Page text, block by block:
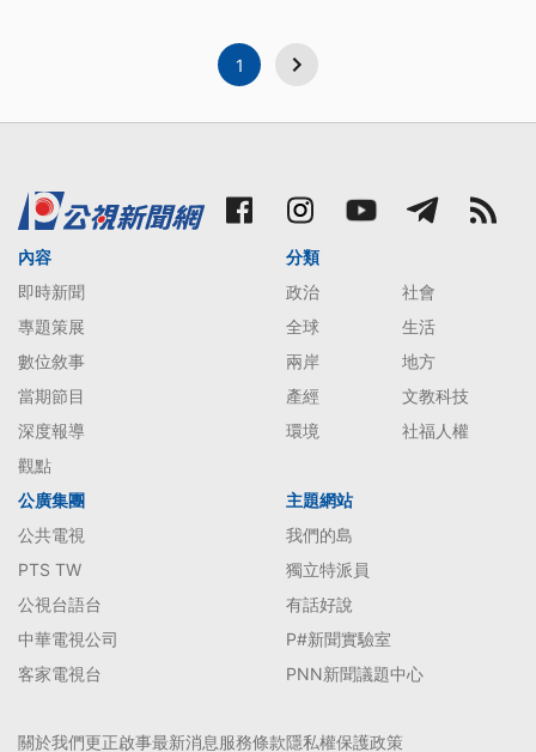
1
內容
即時新聞
專題策展
數位敘事
當期節目
深度報導
觀點
分類
政治
社會
全球
生活
兩岸
地方
產經
文教科技
環境
社福人權
公廣集團
公共電視
PTS TW
公視台語台
中華電視公司
客家電視台
主題網站
我們的島
獨立特派員
有話好說
P#新聞實驗室
PNN新聞議題中心
關於我們更正啟事最新消息服務條款隱私權保護政策